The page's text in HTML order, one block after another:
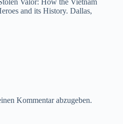
Valor: How the Vietnam
and its History. Dallas,
Kommentar abzugeben.